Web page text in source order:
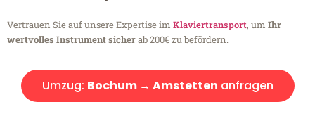
Vertrauen Sie auf unsere Expertise im Klaviertransport, um Ihr
wertvolles Instrument sicherab 200€ zu befördern.
Umzug: Bochum → Amstetten anfragen